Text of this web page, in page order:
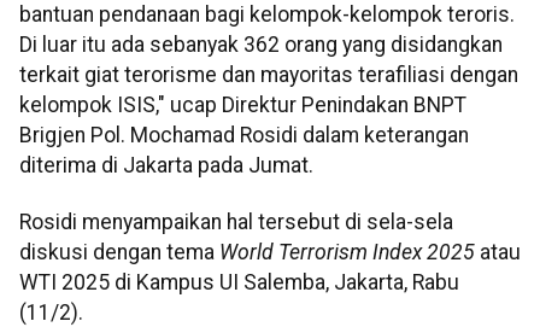
bantuan pendanaan bagi kelompok-kelompok teroris.
Di luar itu ada sebanyak 362 orang yang disidangkan
terkait giat terorisme dan mayoritas terafiliasi dengan
kelompok ISIS," ucap Direktur Penindakan BNPT
Brigjen Pol. Mochamad Rosidi dalam keterangan
diterima di Jakarta pada Jumat.
Rosidi menyampaikan hal tersebut di sela-sela
diskusi dengan tema World Terrorism Index 2025 atau
WTI 2025 di Kampus UI Salemba, Jakarta, Rabu
(11/2).